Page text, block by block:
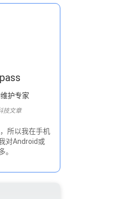
护专家
技文章
所以我在手机
对Android或
。